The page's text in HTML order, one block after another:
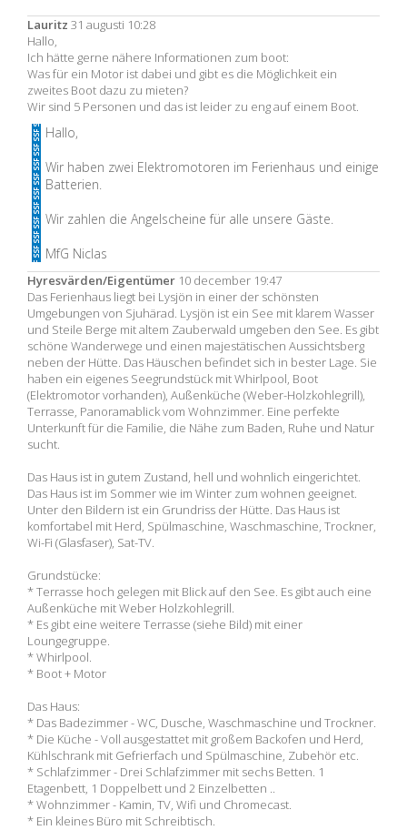
Lauritz 31 augusti 10:28
Hallo,
Ich hätte gerne nähere Informationen zum boot:
Was für ein Motor ist dabei und gibt es die Möglichkeit ein
zweites Boot dazu zu mieten?
Wir sind 5 Personen und das ist leider zu eng auf einem Boot.
Hallo,
Wir haben zwei Elektromotoren im Ferienhaus und einige
Batterien.
Wir zahlen die Angelscheine für alle unsere Gäste.
MfG Niclas
Hyresvärden/Eigentümer 10 december 19:47
Das Ferienhaus liegt bei Lysjön in einer der schönsten
Umgebungen von Sjuhärad. Lysjön ist ein See mit klarem Wasser
und Steile Berge mit altem Zauberwald umgeben den See. Es gibt
schöne Wanderwege und einen majestätischen Aussichtsberg
neben der Hütte. Das Häuschen befindet sich in bester Lage. Sie
haben ein eigenes Seegrundstück mit Whirlpool, Boot
(Elektromotor vorhanden), Außenküche (Weber-Holzkohlegrill),
Terrasse, Panoramablick vom Wohnzimmer. Eine perfekte
Unterkunft für die Familie, die Nähe zum Baden, Ruhe und Natur
sucht.
Das Haus ist in gutem Zustand, hell und wohnlich eingerichtet.
Das Haus ist im Sommer wie im Winter zum wohnen geeignet.
Unter den Bildern ist ein Grundriss der Hütte. Das Haus ist
komfortabel mit Herd, Spülmaschine, Waschmaschine, Trockner,
Wi-Fi (Glasfaser), Sat-TV.
Grundstücke:
* Terrasse hoch gelegen mit Blick auf den See. Es gibt auch eine
Außenküche mit Weber Holzkohlegrill.
* Es gibt eine weitere Terrasse (siehe Bild) mit einer
Loungegruppe.
* Whirlpool.
* Boot + Motor
Das Haus:
* Das Badezimmer - WC, Dusche, Waschmaschine und Trockner.
* Die Küche - Voll ausgestattet mit großem Backofen und Herd,
Kühlschrank mit Gefrierfach und Spülmaschine, Zubehör etc.
* Schlafzimmer - Drei Schlafzimmer mit sechs Betten. 1
Etagenbett, 1 Doppelbett und 2 Einzelbetten ..
* Wohnzimmer - Kamin, TV, Wifi und Chromecast.
* Ein kleines Büro mit Schreibtisch.